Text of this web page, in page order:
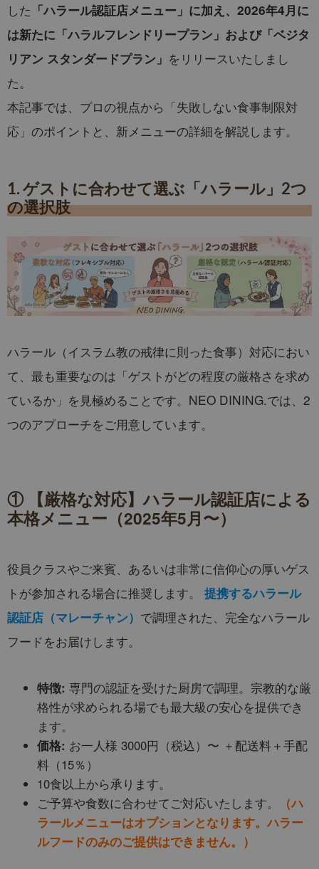
した 「ハラール認証店メニュー」に加え、2026年4月に
は新たに「ハラルフレンドリープラン」および「ベジタ
リアン スタンダードプラン」 をリリースいたしまし
た。
本記事では、プロの視点から「失敗しない食事制限対
応」のポイントと、新メニューの詳細を解説します。
1. ゲストに合わせて選ぶ「ハラール」2つ
の選択肢
ハラール（イスラム教の戒律に則った食事）対応におい
て、最も重要なのは「ゲストがどの程度の厳格さを求め
ているか」を見極めることです。NEO DINING.では、2
つのアプローチをご用意しています。
① 【厳格な対応】ハラール認証店による
本格メニュー（2025年5月〜）
役員クラスやご来賓、あるいは非常に信仰心の厚いゲス
トが参加される場合に推奨します。
提携するハラール
認証店（マレーチャン） で調理された、完全なハラール
フードをお届けします。
特徴: 専門の認証を受けた厨房で調理。宗教的な厳
格性が求められる場でも最大級の安心を提供でき
ます。
価格: お一人様 3000円（税込）〜 ＋配送料＋手配
料（15％）
10食以上から承ります。
ご予算や食数に合わせてご対応いたします。
（ハ
ラールメニューはオプションとなります。ハラー
ルフードのみのご提供はできません。）